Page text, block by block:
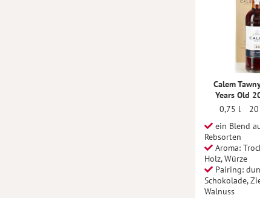
Calem
Years Old
0,75 l
ein Blend
Rebsorten
Aroma:
Holz, Würze
Pairing:
Schokolade,
Walnuss